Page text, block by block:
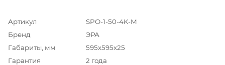
Артикул
SPO-1-50-4K-M
Бренд
ЭРА
Габариты, мм
595х595х25
Гарантия
2 года